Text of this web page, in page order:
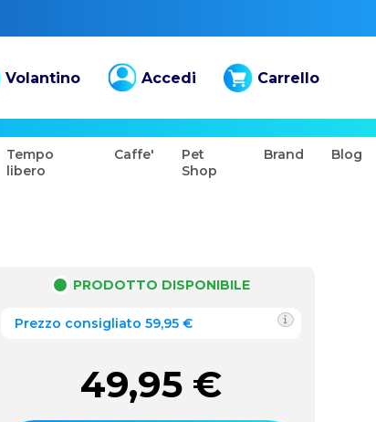
Volantino Accedi Carrello
Tempo
libero
Caffe'
Pet
Shop
Brand Blog
PRODOTTO DISPONIBILE
Prezzo consigliato 59,95 €
49,95 €